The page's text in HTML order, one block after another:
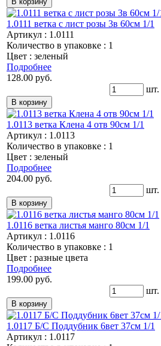
1.0111 ветка с лист розы 3в 60см 1/1
Артикул : 1.0111
Количество в упаковке : 1
Цвет : зеленый
Подробнее
128.00 руб.
шт.
1.0113 ветка Клена 4 отв 90см 1/1
Артикул : 1.0113
Количество в упаковке : 1
Цвет : зеленый
Подробнее
204.00 руб.
шт.
1.0116 ветка листья манго 80см 1/1
Артикул : 1.0116
Количество в упаковке : 1
Цвет : разные цвета
Подробнее
199.00 руб.
шт.
1.0117 Б/С Поддубник 6вет 37см 1/1
Артикул : 1.0117